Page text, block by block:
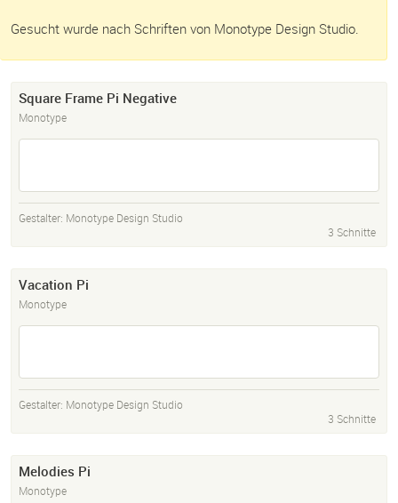
Gesucht wurde nach Schriften von Monotype Design Studio.
Square Frame Pi Negative
Monotype
Gestalter: Monotype Design Studio
3 Schnitte
Vacation Pi
Monotype
Gestalter: Monotype Design Studio
3 Schnitte
Melodies Pi
Monotype